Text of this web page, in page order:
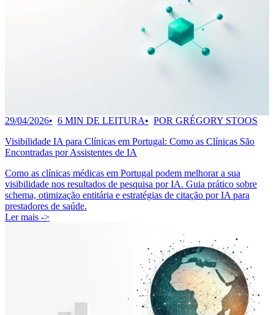
29/04/2026 6 MIN DE LEITURA
POR GRÉGORY STOOS
Visibilidade IA para Clínicas em Portugal: Como as Clínicas São
Encontradas por Assistentes de IA
Como as clínicas médicas em Portugal podem melhorar a sua
visibilidade nos resultados de pesquisa por IA. Guia prático sobre
schema, otimização entitária e estratégias de citação por IA para
prestadores de saúde.
Ler mais ->